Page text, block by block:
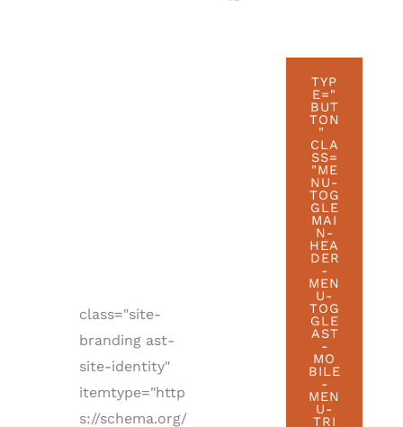
class="site-
branding ast-
site-identity"
itemtype="http
s://schema.org/
TYP
E="
BUT
TON
"
CLA
SS=
"ME
NU-
TOG
GLE
MAI
N-
HEA
DER
-
MEN
U-
TOG
GLE
AST
-
MO
BILE
-
MEN
U-
TRI